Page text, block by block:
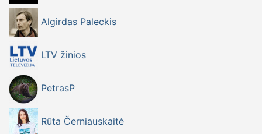
Algirdas Paleckis
LTV žinios
PetrasP
Rūta Černiauskaitė